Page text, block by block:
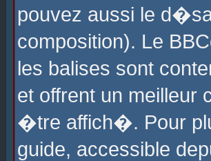
pouvez aussi le
composition). Le
les balises sont
et offrent un
�tre affich�. Pour
guide, accessible